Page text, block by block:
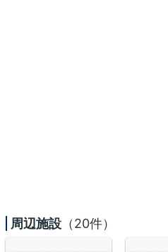
周辺施設 （20件）